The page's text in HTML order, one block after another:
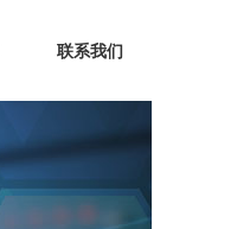
联系我们